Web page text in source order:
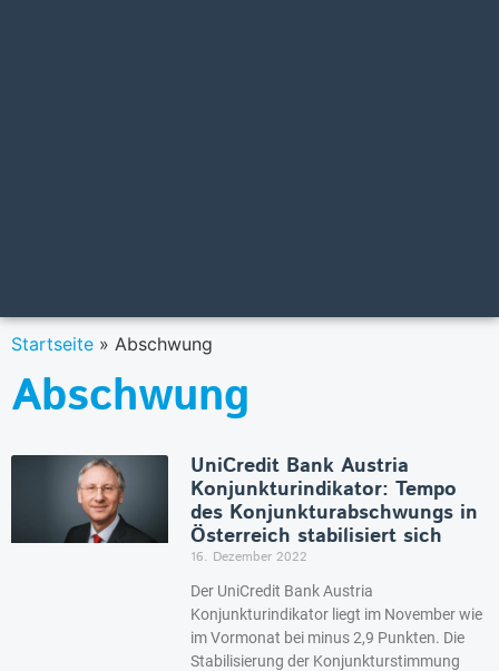
Startseite » Abschwung
Abschwung
UniCredit Bank Austria
Konjunkturindikator: Tempo
des Konjunkturabschwungs in
Österreich stabilisiert sich
16. Dezember 2022
Der UniCredit Bank Austria
Konjunkturindikator liegt im November wie
im Vormonat bei minus 2,9 Punkten. Die
Stabilisierung der Konjunkturstimmung